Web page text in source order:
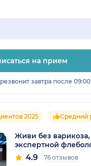
на прием
завтра после 09:00
2025 Средний
Живи без
экспертной
4.9 76 отзывов